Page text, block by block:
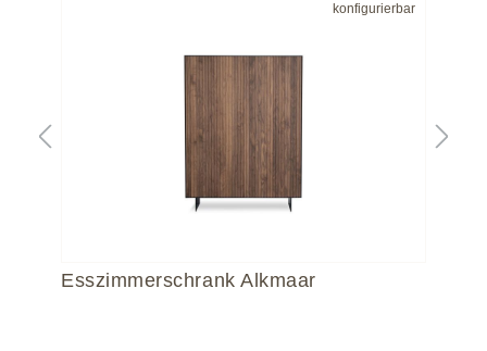
konfigurierbar
Esszimmerschrank Alkmaar